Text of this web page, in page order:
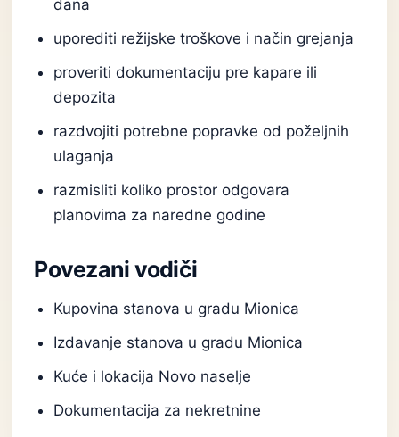
dana
uporediti režijske troškove i način grejanja
proveriti dokumentaciju pre kapare ili
depozita
razdvojiti potrebne popravke od poželjnih
ulaganja
razmisliti koliko prostor odgovara
planovima za naredne godine
Povezani vodiči
Kupovina stanova u gradu Mionica
Izdavanje stanova u gradu Mionica
Kuće i lokacija Novo naselje
Dokumentacija za nekretnine